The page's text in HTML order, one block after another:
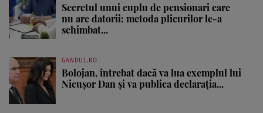
Secretul unui cuplu de pensionari care
nu are datorii: metoda plicurilor le-a
schimbat...
GANDUL.RO
Bolojan, întrebat dacă va lua exemplul lui
Nicușor Dan și va publica declarația...